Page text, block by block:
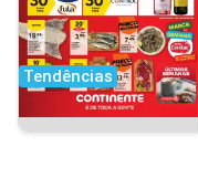
Tendências